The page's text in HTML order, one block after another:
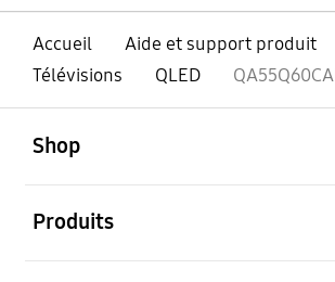
Accueil
Aide et support produit
Télévisions
QLED
Shop
Produits